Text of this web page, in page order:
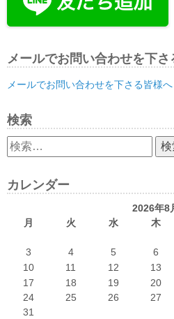
メールでお問い合わせを下さ
メールでお問い合わせを下さる皆様へ
検索
検
索:
カレンダー
2026年8
月
火 水 木
3
4 5 6
10
11 12 13
17
18 19 20
24
25 26 27
31